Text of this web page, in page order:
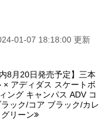
01-07 18:18:00 更新
内8月20日発売予定】三本
× アディダス スケートボ
ング キャンパス ADV コ
ック/コア ブラック/カレ
リーン